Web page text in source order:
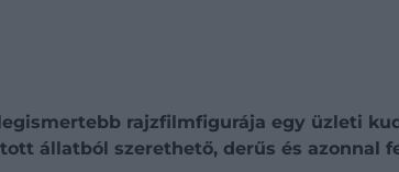
rajzfilmfigurája egy üzleti
állatból szerethető, derűs és azonnal